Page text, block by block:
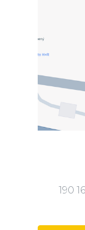
190